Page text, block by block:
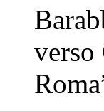
verso